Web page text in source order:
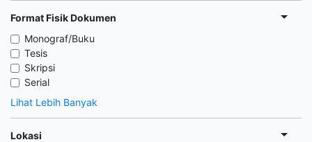
Format Fisik Dokumen
Monograf/Buku
Tesis
Skripsi
Serial
Lihat Lebih Banyak
Lokasi